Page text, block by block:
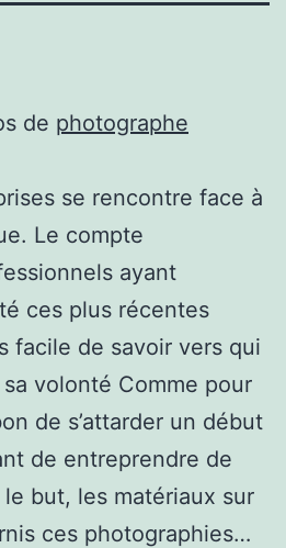
de photographe
se rencontre face à
Le compte
ayant
ces plus récentes
facile de savoir vers qui
volonté Comme pour
de s’attarder un début
de entreprendre de
but, les matériaux sur
ces photographies…